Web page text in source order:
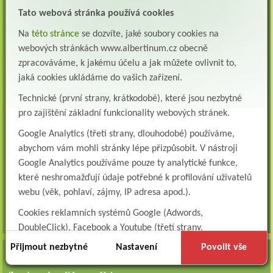
Albertinum, odborný léčebný ústav, Žamberk přijme do pracovního poměru: Lékaře na
Všeobecná/praktická sestra na LDN
Přidejte se k nám Do našeho týmu přijmeme všeobecnou nebo praktickou sestru na
lůžkové oddělení následné a dlouhodobé pé...
Všeobecná sestra na plicní oddělení
Albertinum, odborný léčebný ústav, přijme do pracovního poměru: VŠEOBECNÁ
SESTRA na oddělení pneumologie a ftizeologiePr...
Logoped/klinický logoped
Albertinum, OLÚ, Žamberk přijme
KLINICKÉHO LOGOPEDA Nab...
Ergoterapeut/ka
Albertinum, odborný léčebný ústav, přijme do pracovního
všechna volná místa »
Tato webová stránka používá cookies
Na této stránce se dozvíte, jaké soubory cookies na
webových stránkách www.albertinum.cz obecně
zpracováváme, k jakému účelu a jak můžete ovlivnit to,
jaká cookies ukládáme do vašich zařízení.
Technické (první strany, krátkodobé), které jsou nezbytné
pro zajištění základní funkcionality webových stránek.
Google Analytics (třetí strany, dlouhodobé) používáme,
abychom vám mohli stránky lépe přizpůsobit. V nástroji
Google Analytics používáme pouze ty analytické funkce,
které neshromažďují údaje potřebné k profilování uživatelů
webu (věk, pohlaví, zájmy, IP adresa apod.).
Cookies reklamních systémů Google (Adwords,
DoubleClick), Facebook a Youtube (třetí strany,
dlouhodobé). Tyto
cookiesslouží k marketingovému
Přijmout nezbytné Nastavení Povolit vše